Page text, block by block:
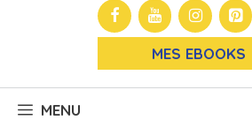
MES EBOOKS
MENU